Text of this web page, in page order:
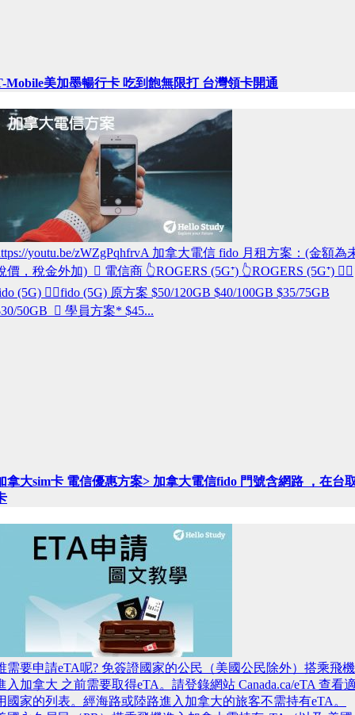
Mobile美加墨暢行卡 吃到飽無限打 台灣領卡開通
youtu.be/zWZgPqhfrvA 加拿大電信 fido 月租方案：(金額為
價，稅金外加)  電信商 👆ROGERS (5G⁺) 👆ROGERS (5G⁺) 👆🏾
(5G) 👆🏾fido (5G) 原方案 $50/120GB $40/100GB $35/75GB
50GB  學員方案* $45...
拿大sim卡 電信優惠方案> 加拿大電信fido 門號含網路 ，在台
需要申請eTA呢? 免簽證國家的公民（美國公民除外）搭乘飛機
入加拿大 之前需要取得eTA。請登錄網站 Canada.ca/eTA 查看
國家的列表。經海路或陸路進入加拿大的旅客不需持有eTA。